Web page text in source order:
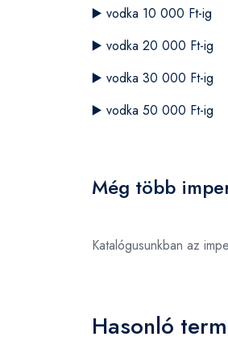
▶️ vodka 10 000 Ft-ig
▶️ vodka 20 000 Ft-ig
▶️ vodka 30 000 Ft-ig
▶️ vodka 50 000 Ft-ig
Még több
Katalógusunkban az
Hasonló